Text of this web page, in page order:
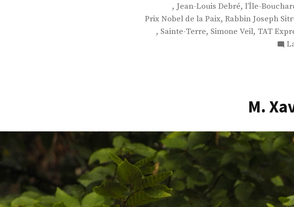
, Jean-Louis Debré, l’Île-
Prix Nobel de la Paix, Rabbin Joseph
, Sainte-Terre, Simone Veil, TAT
M.